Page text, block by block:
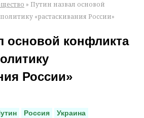
» Путин назвал основой
«растаскивания России»
основой конфликта
России»
Россия Украина